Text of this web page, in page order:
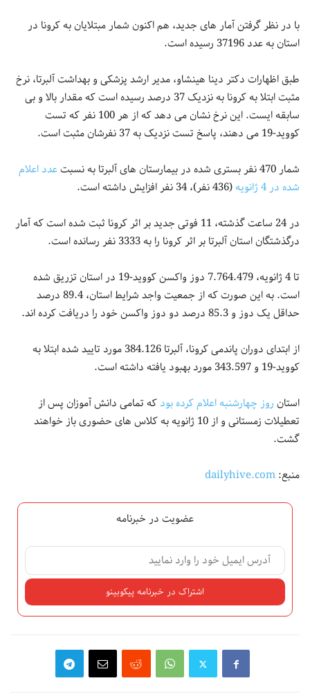
با در نظر گرفتن آمار های جدید، هم اکنون شمار مبتلایان به کرونا در
استان به عدد 37196 رسیده است.
طبق اظهارات دکتر دینا هینشاو، مدیر ارشد پزشکی و بهداشت آلبرتا، نرخ
مثبت ابتلا به کرونا به نزدیک 37 درصد رسیده است که مقدار بالا و بی
سابقه ایست. این نرخ نشان می دهد که از هر 100 نفر که تست
کووید-19 می دهند، پاسخ تست نزدیک به 37 نفرشان مثبت است.
شمار 470 نفر بستری شده در بیمارستان های آلبرتا به نسبت
عدد اعلام
شده در 4 ژانویه
(436 نفر)، 34 نفر افزایش داشته است.
در 24 ساعت گذشته، 11 فوتی جدید بر اثر کرونا ثبت شده است که آمار
درگذشتگان استان آلبرتا بر اثر کرونا را به 3333 نفر رسانده است.
تا 4 ژانویه، 7.764.479 دوز واکسن کووید-19 در استان تزریق شده
است. به این صورت که از جمعیت واجد شرایط استان، 89.4 درصد
حداقل یک دوز و 85.3 درصد دو دوز واکسن خود را دریافت کرده اند.
از ابتدای دوران پاندمی کرونا، آلبرتا 384.126 مورد تایید شده ابتلا به
کووید-19 و 343.597 مورد بهبود یافته داشته است.
استانروز چهارشنبه اعلام کرده بودکه تمامی دانش آموزان پس از
تعطیلات زمستانی و از 10 ژانویه به کلاس های حضوری باز خواهند
گشت.
منبع:dailyhive.com
عضویت در خبرنامه